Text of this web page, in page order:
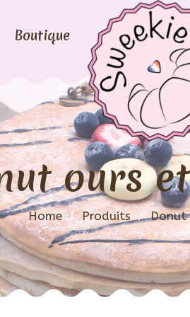
Boutique
ours
Home / Produits / Donut